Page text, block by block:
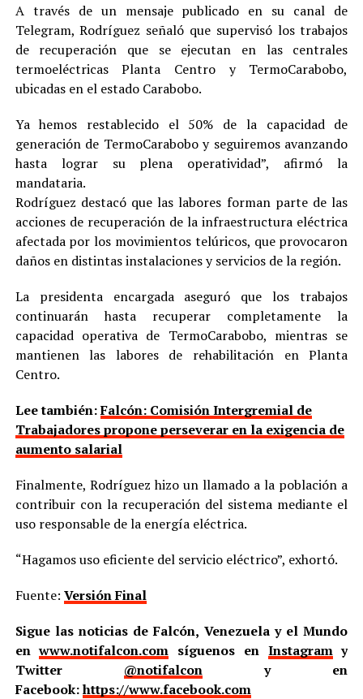
A través de un mensaje publicado en su canal de
Telegram, Rodríguez señaló que supervisó los trabajos
de recuperación que se ejecutan en las centrales
termoeléctricas Planta Centro y TermoCarabobo,
ubicadas en el estado Carabobo.
Ya hemos restablecido el 50% de la capacidad de
generación de TermoCarabobo y seguiremos avanzando
hasta lograr su plena operatividad”, afirmó la
mandataria.
Rodríguez destacó que las labores forman parte de las
acciones de recuperación de la infraestructura eléctrica
afectada por los movimientos telúricos, que provocaron
daños en distintas instalaciones y servicios de la región.
La presidenta encargada aseguró que los trabajos
continuarán hasta recuperar completamente la
capacidad operativa de TermoCarabobo, mientras se
mantienen las labores de rehabilitación en Planta
Centro.
Lee también:Falcón: Comisión Intergremial de
Trabajadores propone perseverar en la exigencia de
aumento salarial
Finalmente, Rodríguez hizo un llamado a la población a
contribuir con la recuperación del sistema mediante el
uso responsable de la energía eléctrica.
“Hagamos uso eficiente del servicio eléctrico”, exhortó.
Fuente: Versión Final
Sigue las noticias de Falcón, Venezuela y el Mundo
enwww.notifalcon.com síguenos en Instagramy
Twitter @notifalcony en
Facebook:https://www.facebook.com